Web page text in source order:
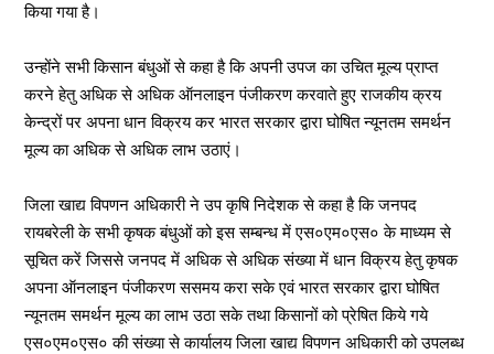
किया गया है।
उन्होंने सभी किसान बंधुओं से कहा है कि अपनी उपज का उचित मूल्य प्राप्त
करने हेतु अधिक से अधिक ऑनलाइन पंजीकरण करवाते हुए राजकीय क्रय
केन्द्रों पर अपना धान विक्रय कर भारत सरकार द्वारा घोषित न्यूनतम समर्थन
मूल्य का अधिक से अधिक लाभ उठाएं।
जिला खाद्य विपणन अधिकारी ने उप कृषि निदेशक से कहा है कि जनपद
रायबरेली के सभी कृषक बंधुओं को इस सम्बन्ध में एस०एम०एस० के माध्यम से
सूचित करें जिससे जनपद में अधिक से अधिक संख्या में धान विक्रय हेतु कृषक
अपना ऑनलाइन पंजीकरण ससमय करा सके एवं भारत सरकार द्वारा घोषित
न्यूनतम समर्थन मूल्य का लाभ उठा सके तथा किसानों को प्रेषित किये गये
एस०एम०एस० की संख्या से कार्यालय जिला खाद्य विपणन अधिकारी को उपलब्ध